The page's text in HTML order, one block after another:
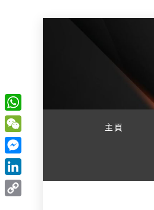
主頁
W
h
a
t
s
W
e
C
h
M
e
s
L
i